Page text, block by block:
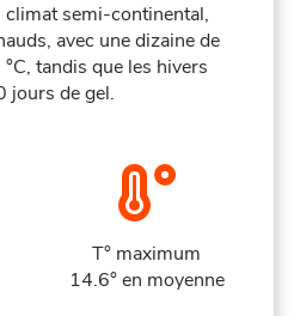
semi-continental,
avec une dizaine de
tandis que les hivers
jours de gel.
T° maximum
14.6° en moyenne